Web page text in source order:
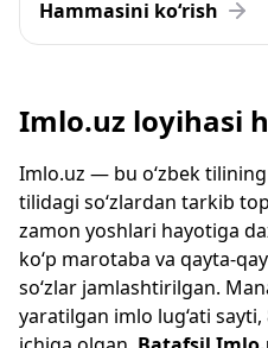
Hammasini ko‘rish
Imlo.uz loyihasi
Imlo.uz — bu o‘zbek tilining
tilidagi so‘zlardan tarkib
zamon yoshlari hayotiga
ko‘p marotaba va qayta-
so‘zlar jamlashtirilgan.
yaratilgan imlo lug‘ati sayti,